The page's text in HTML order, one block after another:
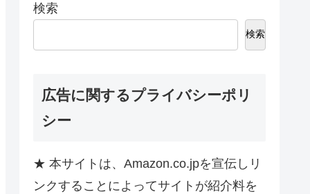
検索
検索
広告に関するプライバシーポリ
シー
★ 本サイトは、Amazon.co.jpを宣伝しリ
ンクすることによってサイトが紹介料を